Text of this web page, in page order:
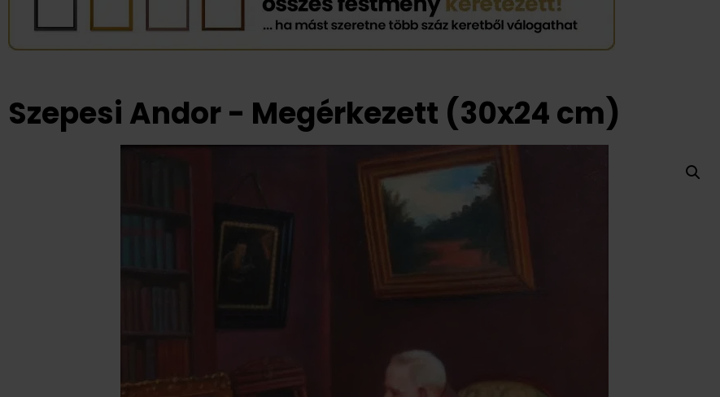
Szepesi Andor - Megérkezett (30x24 cm)